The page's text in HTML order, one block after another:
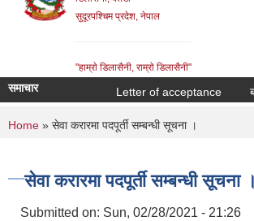
सुदूरपश्चिम प्रदेश, नेपाल
"हाम्राे डिलासैनी, राम्राे डिलासैनी"
समाचार Letter of acceptance
You are here
Home » सेवा करारमा पदपूर्ती सम्बन्धी सूचना ।
सेवा करारमा पदपूर्ती सम्बन्धी सूचना ।
Submitted on: Sun, 02/28/2021 - 21:26